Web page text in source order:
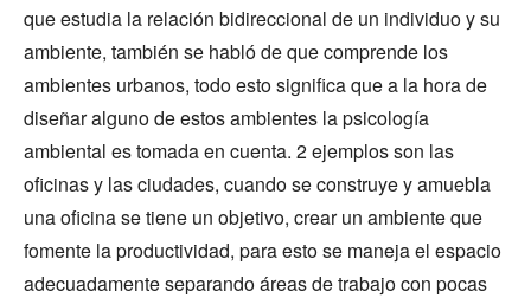
que estudia la relación bidireccional de un individuo y su
ambiente, también se habló de que comprende los
ambientes urbanos, todo esto significa que a la hora de
diseñar alguno de estos ambientes la psicología
ambiental es tomada en cuenta. 2 ejemplos son las
oficinas y las ciudades, cuando se construye y amuebla
una oficina se tiene un objetivo, crear un ambiente que
fomente la productividad, para esto se maneja el espacio
adecuadamente separando áreas de trabajo con pocas